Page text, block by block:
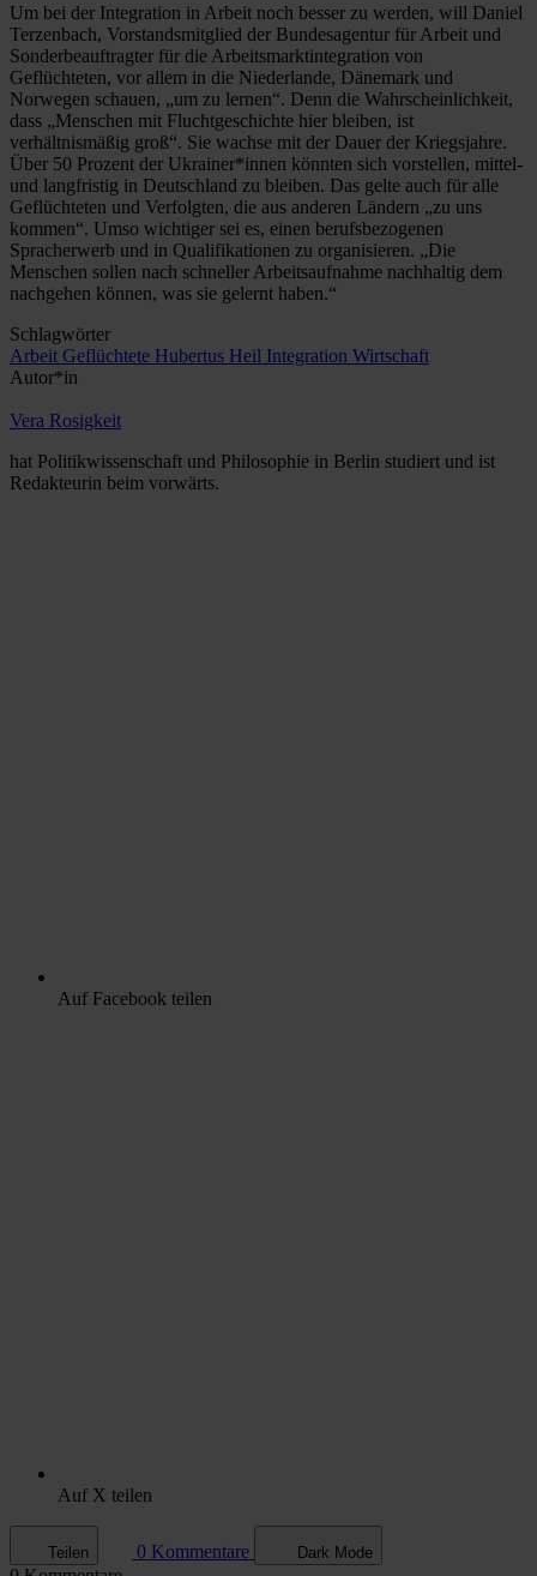
Um bei der Integration in Arbeit noch besser zu werden, will Daniel
Terzenbach, Vorstandsmitglied der Bundesagentur für Arbeit und
Sonderbeauftragter für die Arbeitsmarktintegration von
Geflüchteten, vor allem in die Niederlande, Dänemark und
Norwegen schauen, „um zu lernen“. Denn die Wahrscheinlichkeit,
dass „Menschen mit Fluchtgeschichte hier bleiben, ist
verhältnismäßig groß“. Sie wachse mit der Dauer der Kriegsjahre.
Über 50 Prozent der Ukrainer*innen könnten sich vorstellen, mittel-
und langfristig in Deutschland zu bleiben. Das gelte auch für alle
Geflüchteten und Verfolgten, die aus anderen Ländern „zu uns
kommen“. Umso wichtiger sei es, einen berufsbezogenen
Spracherwerb und in Qualifikationen zu organisieren. „Die
Menschen sollen nach schneller Arbeitsaufnahme nachhaltig dem
nachgehen können, was sie gelernt haben.“
Schlagwörter
Arbeit Geflüchtete Hubertus Heil Integration Wirtschaft
Autor*in
Vera Rosigkeit
hat Politikwissenschaft und Philosophie in Berlin studiert und ist
Redakteurin beim vorwärts.
Auf Facebook teilen
Auf X teilen
Teilen 0 Kommentare Dark Mode